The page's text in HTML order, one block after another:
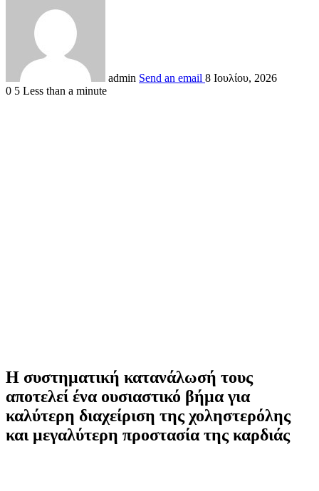
admin Send an email 8 Ιουλίου, 2026
0 5 Less than a minute
Η συστηματική κατανάλωσή τους
αποτελεί ένα ουσιαστικό βήμα για
καλύτερη διαχείριση της χοληστερόλης
και μεγαλύτερη προστασία της καρδιάς